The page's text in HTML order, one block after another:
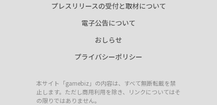
プレスリリースの受付と取材について
電子公告について
おしらせ
プライバシーポリシー
本サイト「gamebiz」の内容は、すべて無断転載を禁
止します。ただし商用利用を除き、リンクについてはそ
の限りではありません。